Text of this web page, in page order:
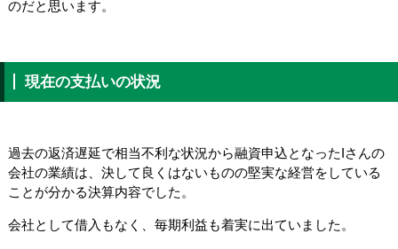
のだと思います。
現在の支払いの状況
過去の返済遅延で相当不利な状況から融資申込となったIさんの
会社の業績は、決して良くはないものの堅実な経営をしている
ことが分かる決算内容でした。
会社として借入もなく、毎期利益も着実に出ていました。